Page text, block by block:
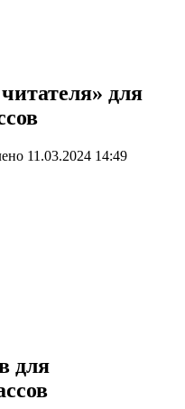
для
11.03.2024 14:49
для